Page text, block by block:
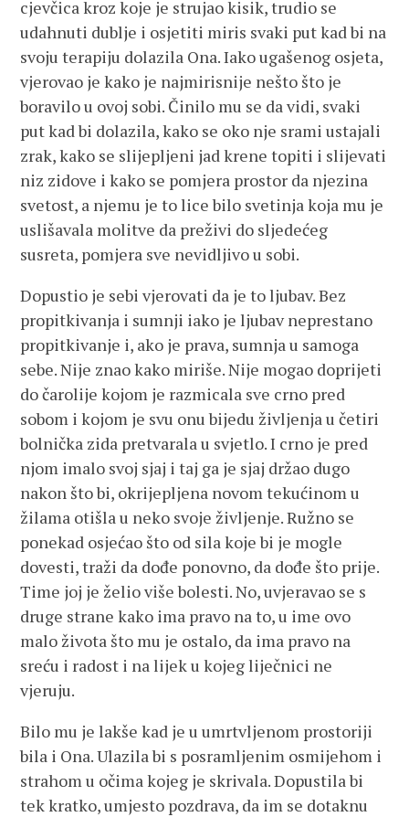
cjevčica kroz koje je strujao kisik, trudio se
udahnuti dublje i osjetiti miris svaki put kad bi na
svoju terapiju dolazila Ona. Iako ugašenog osjeta,
vjerovao je kako je najmirisnije nešto što je
boravilo u ovoj sobi. Činilo mu se da vidi, svaki
put kad bi dolazila, kako se oko nje srami ustajali
zrak, kako se slijepljeni jad krene topiti i slijevati
niz zidove i kako se pomjera prostor da njezina
svetost, a njemu je to lice bilo svetinja koja mu je
uslišavala molitve da preživi do sljedećeg
susreta, pomjera sve nevidljivo u sobi.
Dopustio je sebi vjerovati da je to ljubav. Bez
propitkivanja i sumnji iako je ljubav neprestano
propitkivanje i, ako je prava, sumnja u samoga
sebe. Nije znao kako miriše. Nije mogao doprijeti
do čarolije kojom je razmicala sve crno pred
sobom i kojom je svu onu bijedu življenja u četiri
bolnička zida pretvarala u svjetlo. I crno je pred
njom imalo svoj sjaj i taj ga je sjaj držao dugo
nakon što bi, okrijepljena novom tekućinom u
žilama otišla u neko svoje življenje. Ružno se
ponekad osjećao što od sila koje bi je mogle
dovesti, traži da dođe ponovno, da dođe što prije.
Time joj je želio više bolesti. No, uvjeravao se s
druge strane kako ima pravo na to, u ime ovo
malo života što mu je ostalo, da ima pravo na
sreću i radost i na lijek u kojeg liječnici ne
vjeruju.
Bilo mu je lakše kad je u umrtvljenom prostoriji
bila i Ona. Ulazila bi s posramljenim osmijehom i
strahom u očima kojeg je skrivala. Dopustila bi
tek kratko, umjesto pozdrava, da im se dotaknu